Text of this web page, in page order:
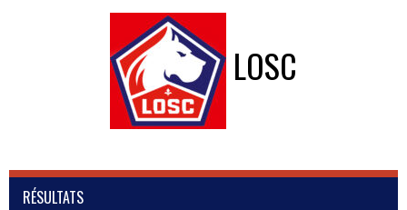
LOSC
RÉSULTATS